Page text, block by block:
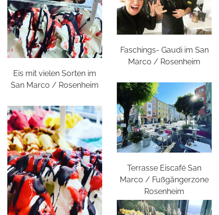
Faschings- Gaudi im San
Marco / Rosenheim
Eis mit vielen Sorten im
San Marco / Rosenheim
Terrasse Eiscafé San
Marco / Fußgängerzone
Rosenheim